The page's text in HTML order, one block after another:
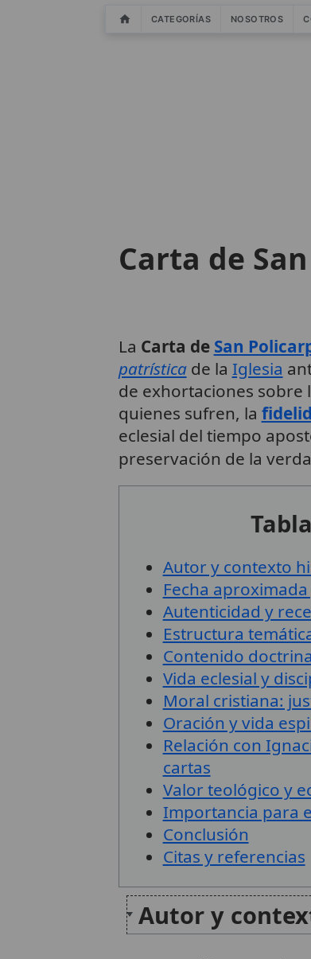
CATEGORÍAS NOSOTROS
Carta de
La Carta de San
patrísticade la Iglesia
de exhortaciones sobre
quienes sufren, la
eclesial del tiempo
preservación de la
Autor y contexto
Fecha
Autenticidad y
Estructura
Contenido
Vida eclesial y
Moral cristiana:
Oración y vida
Relación con
cartas
Valor teológico y
Importancia para
Conclusión
Citas y referencias
Autor y